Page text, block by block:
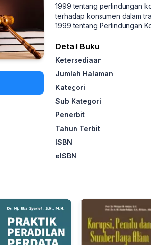
1999 tentang perlindungan
terhadap konsumen dalam
1999 tentang Perlindungan
Detail Buku
Ketersediaan
Jumlah Halaman
Kategori
Sub Kategori
Penerbit
Tahun Terbit
ISBN
eISBN